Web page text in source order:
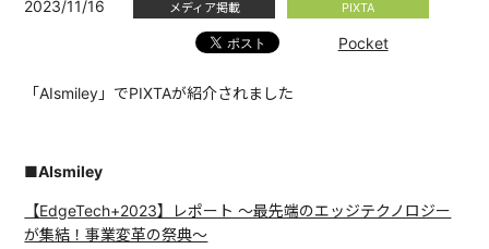
2023/11/16 メディア掲載 PIXTA
Pocket
「AIsmiley」でPIXTAが紹介されました
■AIsmiley
【EdgeTech+2023】レポート 〜最先端のエッジテクノロジー
が集結！事業変革の祭典～